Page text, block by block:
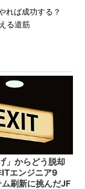
れば成功する？
る道筋
」からどう脱却
エンジニア9
刷新に挑んだJF